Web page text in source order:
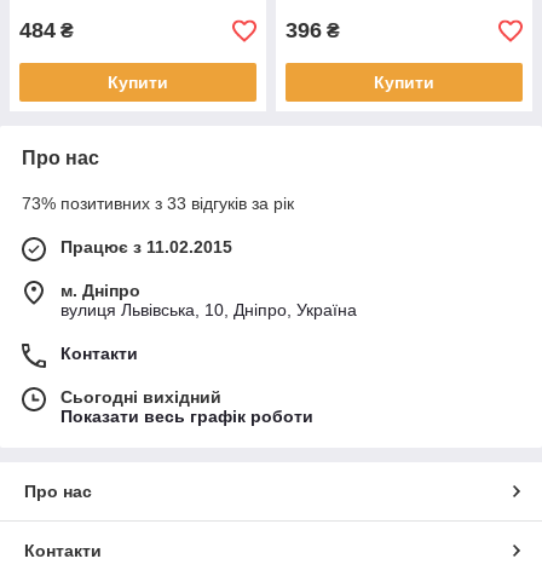
484 ₴
Купити
396 ₴
Купити
Про нас
73% позитивних з 33 відгуків за рік
Працює з 11.02.2015
м. Дніпро
вулиця Львівська, 10, Дніпро, Україна
Контакти
Сьогодні вихідний
Показати весь графік роботи
Про нас
Контакти